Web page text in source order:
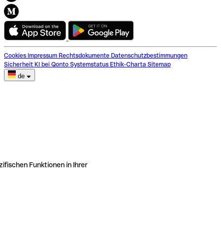
Cookies Impressum Rechtsdokumente Datenschutzbestimmungen
Sicherheit KI bei Qonto Systemstatus Ethik-Charta Sitemap
de
Funktionen in Ihrer